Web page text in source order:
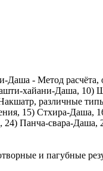
- Метод
хайани-Дашa, 10)
различные
15) Стхира-Дашa,
24) Панча-свара-
и пагубные